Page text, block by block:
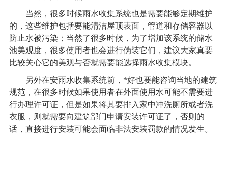
当然，很多时候雨水收集系统也是需要能够定期维护
的，这些维护包括要能清洁屋顶表面，管道和存储容器以
防止水被污染；当然了很多时候，为了增加该系统的储水
池美观度，很多使用者也会进行伪装它们，建议大家真要
比较关心它的美观与否就需要能选择雨水收集模块。
另外在安雨水收集系统前，*好也要能咨询当地的建筑
规范，在很多时候如果使用者在外面使用水可能不需要进
行办理许可证，但是如果将其要排入家中冲洗厕所或者洗
衣服，则就需要向建筑部门申请安装许可证了，否则的
话，直接进行安装可能会面临非法安装罚款的情况发生。